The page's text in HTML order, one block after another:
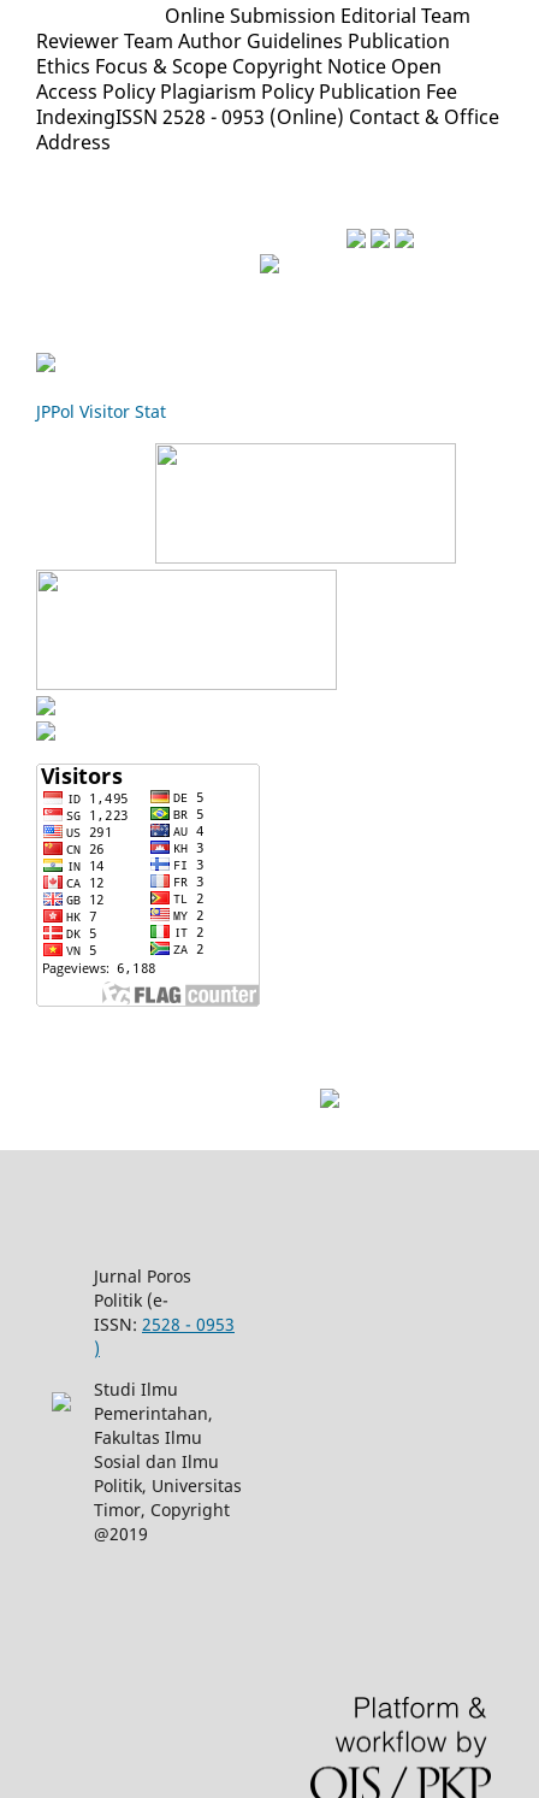
Online Submission Editorial Team
Reviewer Team Author Guidelines Publication
Ethics Focus & Scope Copyright Notice Open
Access Policy Plagiarism Policy Publication Fee
IndexingISSN 2528 - 0953 (Online) Contact & Office
Address
JPPol Visitor Stat
Jurnal Poros
Politik (e-
ISSN: 2528 - 0953
)
Studi Ilmu
Pemerintahan,
Fakultas Ilmu
Sosial dan Ilmu
Politik, Universitas
Timor, Copyright
@2019